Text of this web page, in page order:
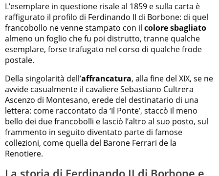
L’esemplare in questione risale al 1859 e sulla carta è
raffigurato il profilo di Ferdinando II di Borbone: di quel
francobollo ne venne stampato con il colore sbagliato
almeno un foglio che fu poi distrutto, tranne qualche
esemplare, forse trafugato nel corso di qualche frode
postale.
Della singolarità dell’affrancatura, alla fine del XIX, se ne
avvide casualmente il cavaliere Sebastiano Cultrera
Ascenzo di Montesano, erede del destinatario di una
lettera: come raccontato da ‘Il Ponte’, staccò il meno
bello dei due francobolli e lasciò l’altro al suo posto, sul
frammento in seguito diventato parte di famose
collezioni, come quella del Barone Ferrari de la
Renotiere.
La storia di Ferdinando II di Borbone e